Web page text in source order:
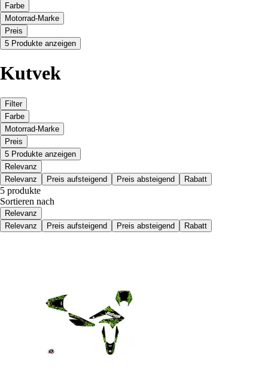
Farbe
Motorrad-Marke
Preis
5 Produkte anzeigen
Kutvek
Filter
Farbe
Motorrad-Marke
Preis
5 Produkte anzeigen
Relevanz
Relevanz
Preis aufsteigend Preis absteigend Rabatt
5 produkte
Sortieren nach
Relevanz
Relevanz
Preis aufsteigend Preis absteigend Rabatt